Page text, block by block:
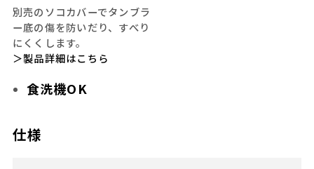
別売のソコカバーでタンブラ
ー底の傷を防いだり、すべり
にくくします。
＞製品詳細はこちら
食洗機OK
仕様